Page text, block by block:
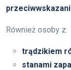
Również osoby z:
trądzikiem
stanami